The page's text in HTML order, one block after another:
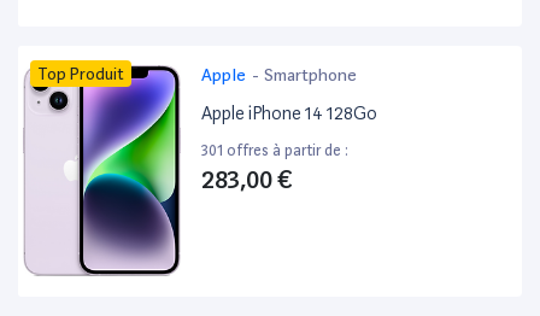
Top Produit Apple - Smartphone
Apple iPhone 14 128Go
301 offres à partir de :
283,00 €